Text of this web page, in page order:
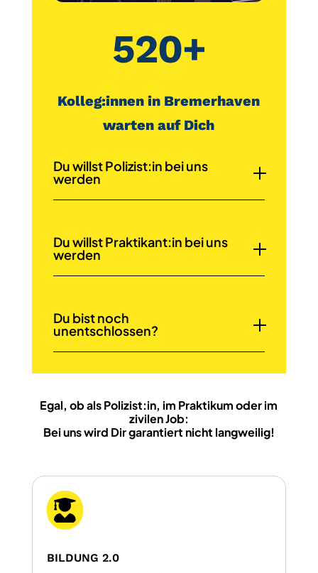
520+
Kolleg:innen in Bremerhaven
warten auf Dich
Du willst Polizist:in bei uns
werden
Du willst Praktikant:in bei uns
werden
Du bist noch
unentschlossen?
Egal, ob als Polizist:in, im Praktikum oder im
zivilen Job:
Bei uns wird Dir garantiert nicht langweilig!

BILDUNG 2.0